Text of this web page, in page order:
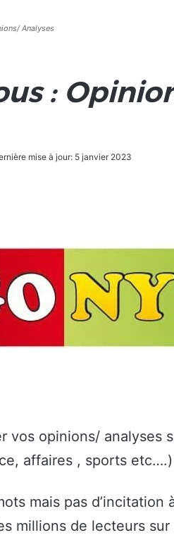
Analyses
:
mise à jour: 5 janvier 2023
vos opinions/ analyses
affaires , sports
mais pas d’incitation
millions de lecteurs